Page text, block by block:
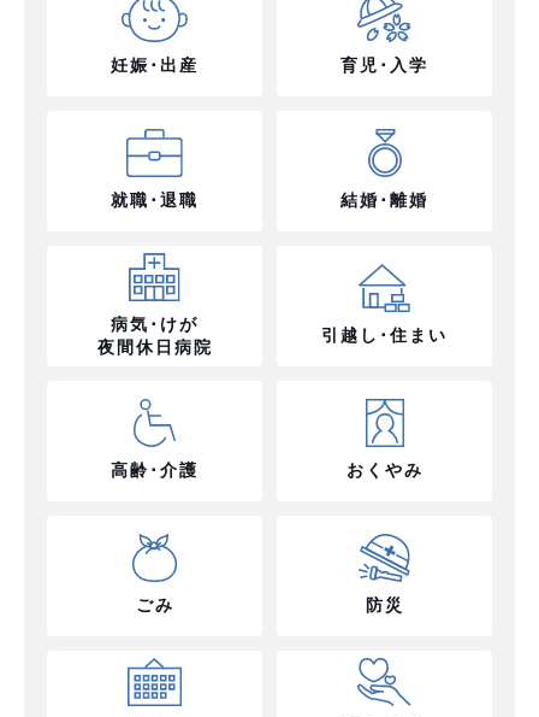
妊娠･出産 育児･入学
就職･退職 結婚･離婚
病気･けが
夜間休日病院
引越し･住まい
高齢･介護 おくやみ
ごみ 防災